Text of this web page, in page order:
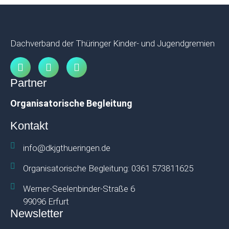
Dachverband der Thüringer Kinder- und Jugendgremien
Partner
Organisatorische Begleitung
Kontakt
info@dkjgthueringen.de
Organisatorische Begleitung: 0361 573811625
Werner-Seelenbinder-Straße 6
99096 Erfurt
Newsletter